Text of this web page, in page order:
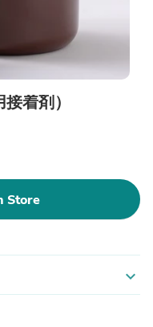
着剤）
Store
expand_more